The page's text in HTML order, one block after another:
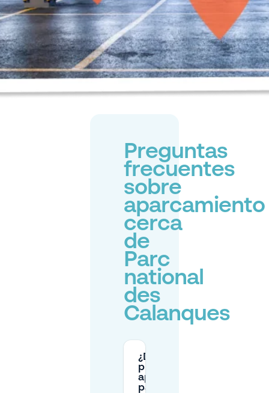
Preguntas
frecuentes
sobre
aparcamiento
cerca
de
Parc
national
des
Calanques
¿Dónde
puedo
aparcar
para